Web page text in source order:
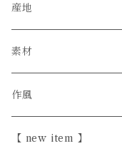
石井菜摘
カイトアヤキ
きほんの道具 あべ
こいずみちはる
産地
信楽焼
砥部焼
美濃焼
素材
陶器
半磁器・せっ器
作風
ほっこり愛らしい
【 new item 】